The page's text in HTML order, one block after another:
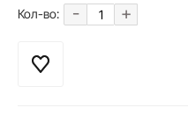
Кол-во: - +